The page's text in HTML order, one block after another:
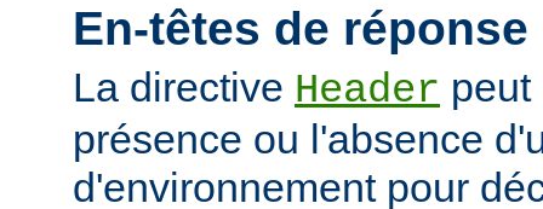
En-têtes de
La directive Header peut
présence ou l'absence
d'environnement pour